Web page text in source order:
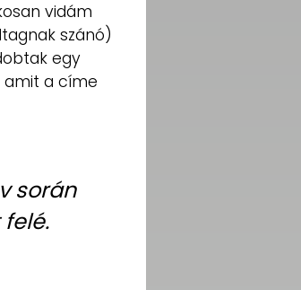
vidám
szánó)
egy
amit a címe
során